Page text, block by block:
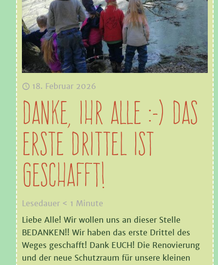
18. Februar 2026
DANKE, Ihr alle :-) DAS
ERSTE DRITTEL IST
GESCHAFFT!
Lesedauer < 1 Minute
Liebe Alle! Wir wollen uns an dieser Stelle
BEDANKEN!! Wir haben das erste Drittel des
Weges geschafft! Dank EUCH! Die Renovierung
und der neue Schutzraum für unsere kleinen